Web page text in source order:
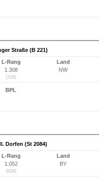
Straße (B 221)
L-Rang
1.308
(726)
Land
NW
BPL
Dorfen (St 2084)
L-Rang
1.052
(639)
Land
BY